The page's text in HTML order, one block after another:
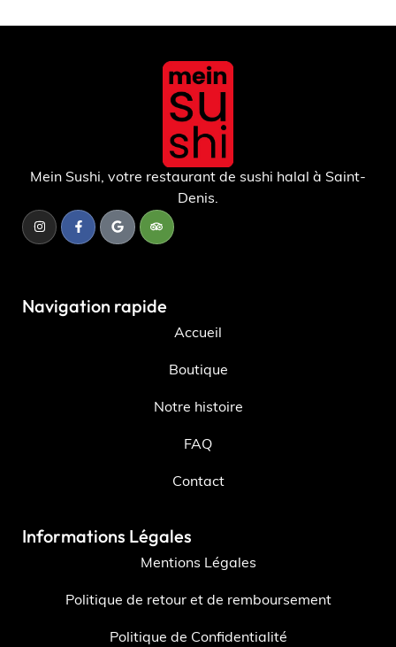
Mein Sushi, votre restaurant de sushi halal à Saint-
Denis.
Navigation rapide
Accueil
Boutique
Notre histoire
FAQ
Contact
Informations Légales
Mentions Légales
Politique de retour et de remboursement
Politique de Confidentialité